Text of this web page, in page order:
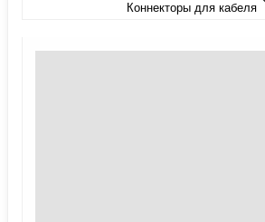
Коннекторы для кабеля